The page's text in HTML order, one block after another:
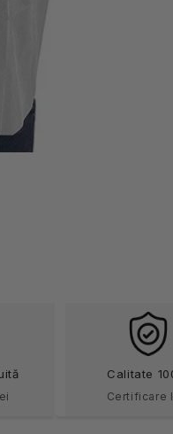
Calitate
Certificare